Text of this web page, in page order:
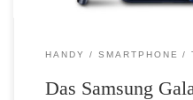
HANDY SMARTPHONE
Das Samsung